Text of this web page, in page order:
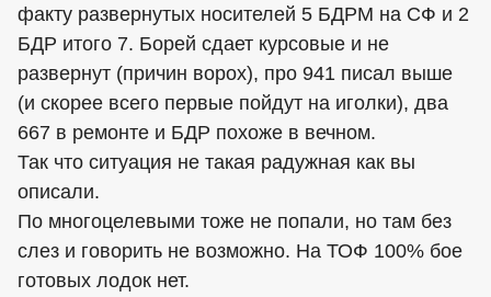
факту развернутых носителей 5 БДРМ на СФ и 2
БДР итого 7. Борей сдает курсовые и не
развернут (причин ворох), про 941 писал выше
(и скорее всего первые пойдут на иголки), два
667 в ремонте и БДР похоже в вечном.
Так что ситуация не такая радужная как вы
описали.
По многоцелевыми тоже не попали, но там без
слез и говорить не возможно. На ТОФ 100% бое
готовых лодок нет.